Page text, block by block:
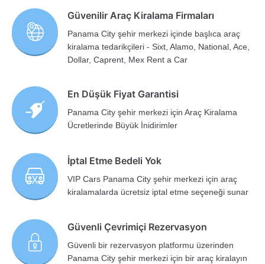
Güvenilir Araç Kiralama Firmaları
Panama City şehir merkezi içinde başlıca araç
kiralama tedarikçileri - Sixt, Alamo, National, Ace,
Dollar, Caprent, Mex Rent a Car
En Düşük Fiyat Garantisi
Panama City şehir merkezi için Araç Kiralama
Ücretlerinde Büyük İnidirimler
İptal Etme Bedeli Yok
VIP Cars Panama City şehir merkezi için araç
kiralamalarda ücretsiz iptal etme seçeneği sunar
Güvenli Çevrimiçi Rezervasyon
Güvenli bir rezervasyon platformu üzerinden
Panama City şehir merkezi için bir araç kiralayın